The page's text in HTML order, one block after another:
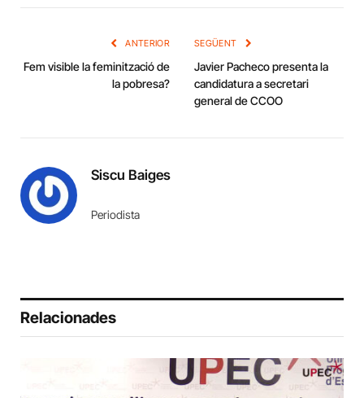
ANTERIOR
Fem visible la feminització de
la pobresa?
SEGÜENT
Javier Pacheco presenta la
candidatura a secretari
general de CCOO
Siscu Baiges
Periodista
Relacionades